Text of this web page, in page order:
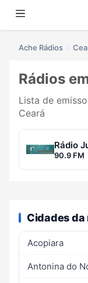
Ache Rádios
Rádios
Lista de
Ceará
Rádio
90.9 FM
Cidades da
Acopiara
Antonina do